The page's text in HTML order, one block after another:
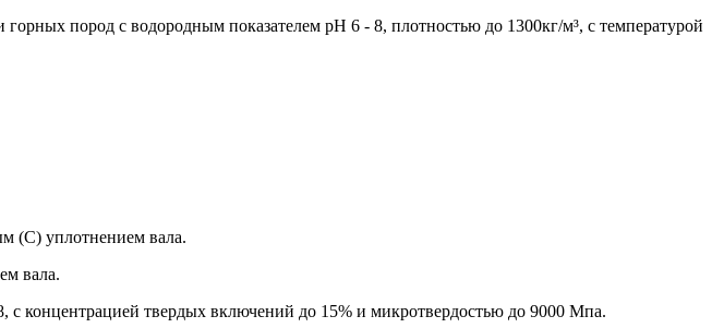
пород с водородным показателем рН 6 - 8, плотностью до 1300кг/м³, с температурой
(С) уплотнением вала.
вала.
концентрацией твердых включений до 15% и микротвердостью до 9000 Мпа.